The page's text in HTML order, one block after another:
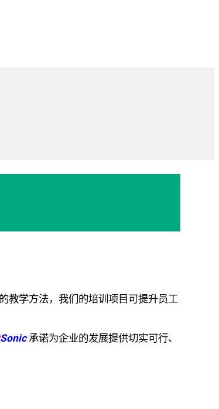
教学方法，我们的培训项目可提升员工
Sonic承诺为企业的发展提供切实可行、